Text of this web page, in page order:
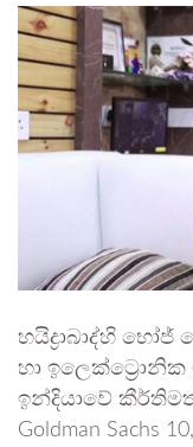
හයිද්‍රාබාද්හි භෝජ්
හා ඉලෙක්ට්‍රොනික
ඉන්දියාවේ
Goldman Sachs